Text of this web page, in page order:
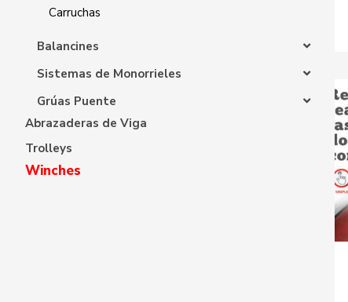
Carruchas
Balancines
Sistemas de Monorrieles
Grúas Puente
Abrazaderas de Viga
Trolleys
Winches